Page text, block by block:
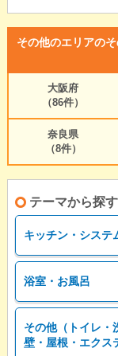
その他のエリアの
大阪府
（86件）
奈良県
（8件）
テーマから探す
キッチン・システ
浴室・お風呂
その他（トイレ・
壁・屋根・エクス